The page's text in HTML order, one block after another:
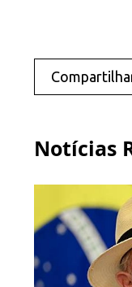
Notícias